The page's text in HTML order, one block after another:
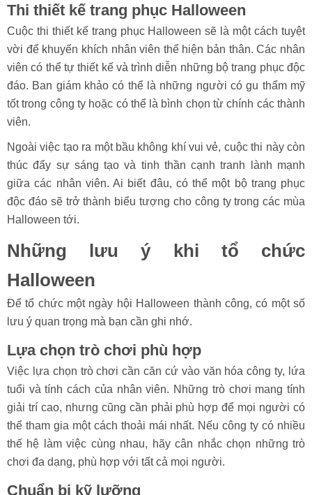
Thi thiết kế trang phục Halloween
Cuộc thi thiết kế trang phục Halloween sẽ là một cách tuyệt
vời để khuyến khích nhân viên thể hiện bản thân. Các nhân
viên có thể tự thiết kế và trình diễn những bộ trang phục độc
đáo. Ban giám khảo có thể là những người có gu thẩm mỹ
tốt trong công ty hoặc có thể là bình chọn từ chính các thành
viên.
Ngoài việc tạo ra một bầu không khí vui vẻ, cuộc thi này còn
thúc đẩy sự sáng tạo và tinh thần cạnh tranh lành mạnh
giữa các nhân viên. Ai biết đâu, có thể một bộ trang phục
độc đáo sẽ trở thành biểu tượng cho công ty trong các mùa
Halloween tới.
Những lưu ý khi tổ chức
Halloween
Để tổ chức một ngày hội Halloween thành công, có một số
lưu ý quan trọng mà bạn cần ghi nhớ.
Lựa chọn trò chơi phù hợp
Việc lựa chọn trò chơi cần căn cứ vào văn hóa công ty, lứa
tuổi và tính cách của nhân viên. Những trò chơi mang tính
giải trí cao, nhưng cũng cần phải phù hợp để mọi người có
thể tham gia một cách thoải mái nhất. Nếu công ty có nhiều
thế hệ làm việc cùng nhau, hãy cân nhắc chọn những trò
chơi đa dạng, phù hợp với tất cả mọi người.
Chuẩn bị kỹ lưỡng